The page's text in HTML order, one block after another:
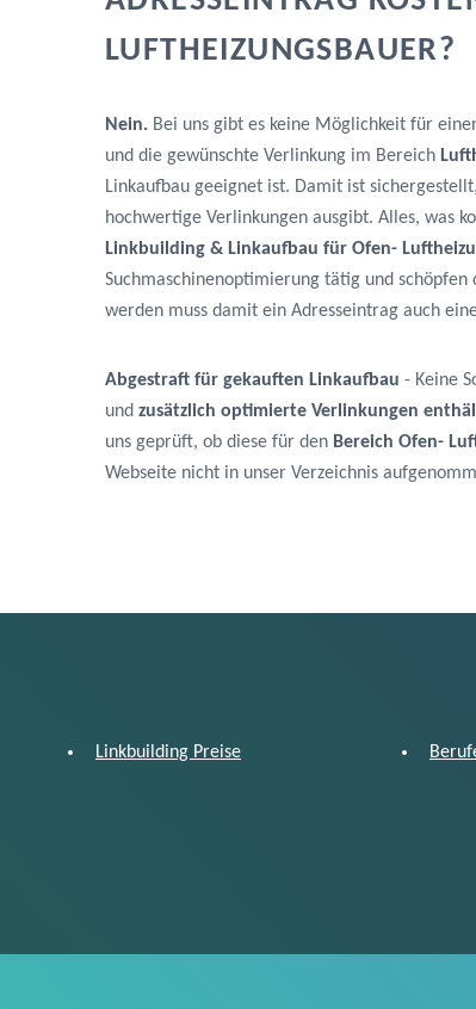
LUFTHEIZUNGSBAUER?
Nein. Bei uns gibt es keine Möglichkeit für
und die gewünschte Verlinkung im Bereich
Linkaufbau geeignet ist. Damit ist
hochwertige Verlinkungen ausgibt. Alles, was
Linkbuilding & Linkaufbau für Ofen-
Suchmaschinenoptimierung tätig und
werden muss damit ein Adresseintrag auch
Abgestraft für gekauften Linkaufbau - Keine
und zusätzlich optimierte Verlinkungen
uns geprüft, ob diese für den Bereich Ofen-
Webseite nicht in unser Verzeichnis
Linkbuilding Preise